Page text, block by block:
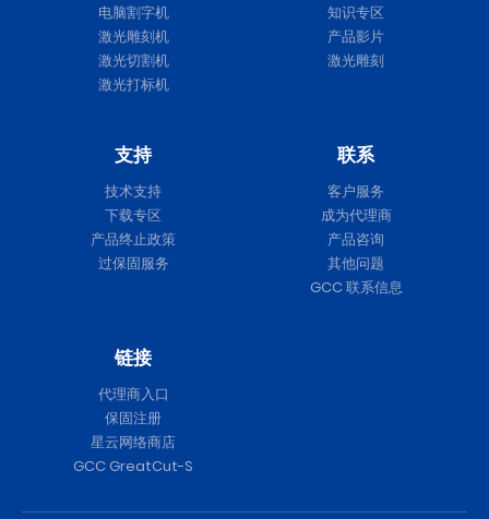
电脑割字机
激光雕刻机
激光切割机
激光打标机
知识专区
产品影片
激光雕刻
支持
技术支持
下载专区
产品终止政策
过保固服务
联系
客户服务
成为代理商
产品咨询
其他问题
GCC 联系信息
链接
代理商入口
保固注册
星云网络商店
GCC GreatCut-S